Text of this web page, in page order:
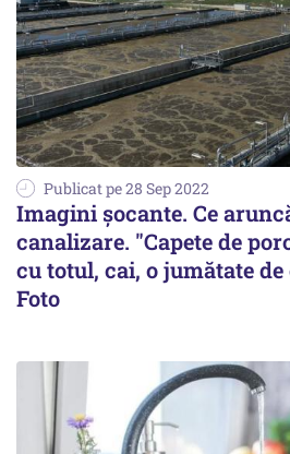
Publicat pe 28 Sep 2022
Imagini șocante. Ce
canalizare. "Capete de
cu totul, cai, o jumătate de
Foto